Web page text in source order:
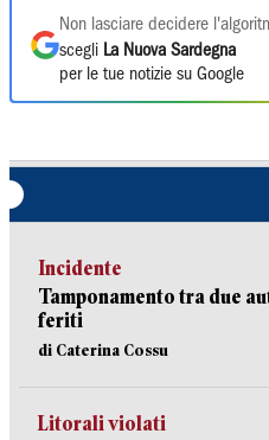
Non lasciare decidere
scegli La Nuova Sardegna
per le tue notizie su Google
Incidente
Tamponamento tra due
feriti
di Caterina Cossu
Litorali violati